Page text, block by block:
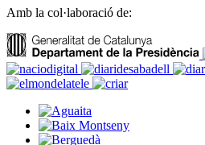
Amb la col·laboració de: